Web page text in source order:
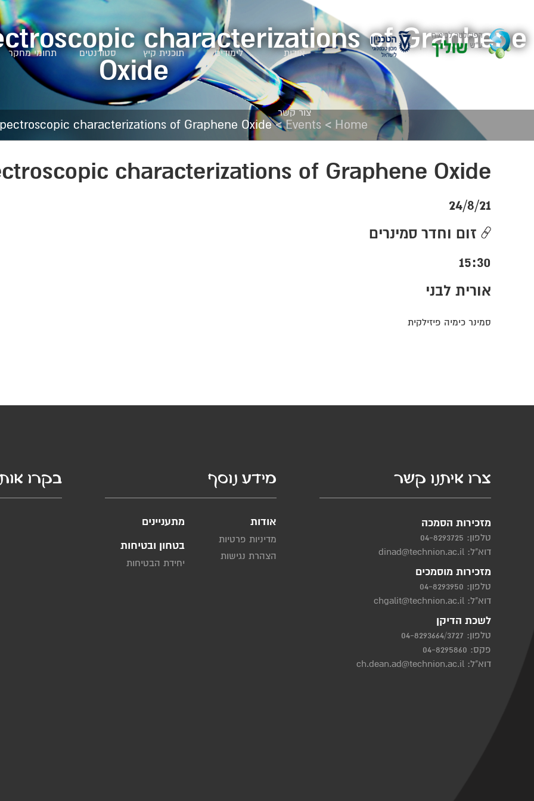
אודות לימודים תוכנית קיץ סטודנטים תחומי מחקר
צור קשר
characterizations of Graphene
Oxide
Home
>
Events
>
characterizations of Graphene Oxide
characterizations of Graphene Oxide
24/8/21
זום וחדר סמינרים
15:30
אורית לבני
סמינר כימיה פיזילקית
צרו איתנו קשר
מזכירות הסמכה
טלפון: 04-8293725
דוא"ל: dinad@technion.ac.il
מזכירות מוסמכים
טלפון: 04-8293950
דוא"ל: chgalit@technion.ac.il
לשכת הדיקן
טלפון: 04-8293664/3727
פקס: 04-8295860
דוא"ל: ch.dean.ad@technion.ac.il
מידע נוסף
אודות
מדיניות פרטיות
הצהרת נגישות
מתעניינים
בטחון ובטיחות
יחידת הבטיחות
בקרו